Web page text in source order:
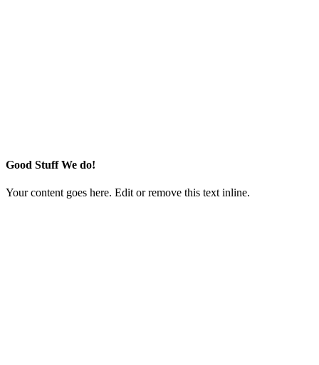
Good Stuff We do!
Your content goes here. Edit or remove this text inline.